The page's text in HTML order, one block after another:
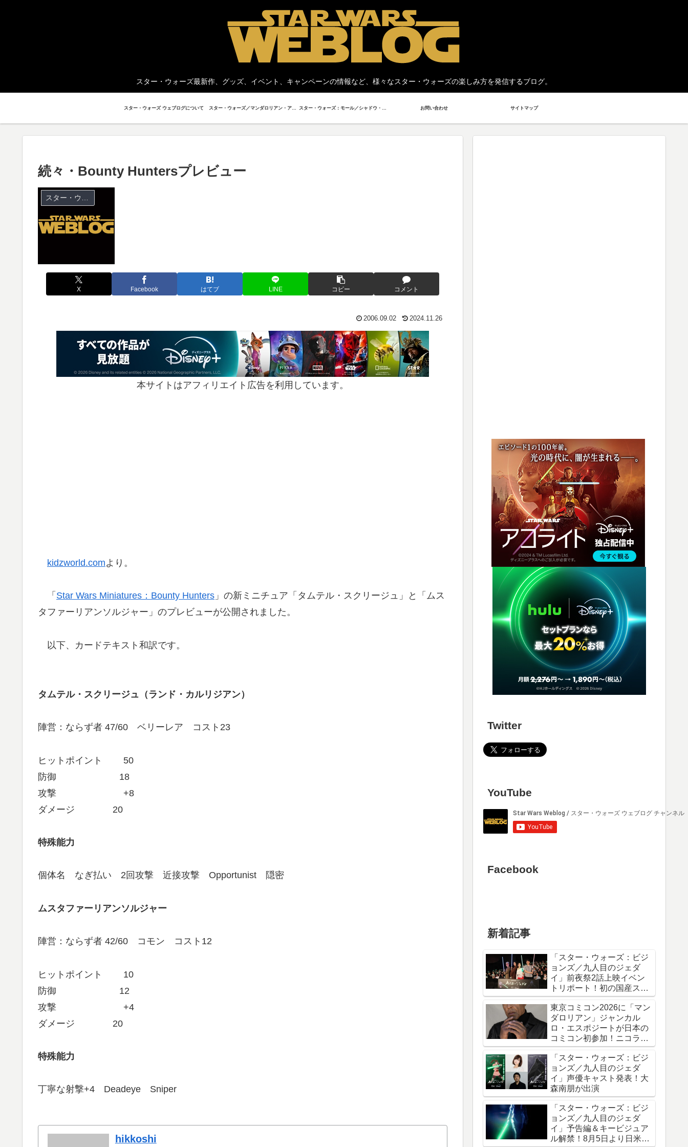
スター・ウォーズ最新作、グッズ、イベント、キャンペーンの情報など、様々なスター・ウォーズの楽しみ方を発信するブログ。
スター・ウォーズ ウェブログについて お問い合わせ サイトマップ
続々・Bounty Huntersプレビュー
スター・ウォーズ ミニチュア
X Facebook はてブ LINE コピー コメント
2006.09.02 2024.11.26
本サイトはアフィリエイト広告を利用しています。
kidzworld.comより。
「 Star Wars Miniatures：Bounty Hunters 」の新ミニチュア「タムテル・スクリージュ」と「ムス
タファーリアンソルジャー」のプレビューが公開されました。
以下、カードテキスト和訳です。
タムテル・スクリージュ（ランド・カルリジアン）
陣営：ならず者 47/60 ベリーレア コスト23
ヒットポイント 50
防御 18
攻撃 +8
ダメージ 20
特殊能力
個体名 なぎ払い 2回攻撃 近接攻撃 Opportunist 隠密
ムスタファーリアンソルジャー
陣営：ならず者 42/60 コモン コスト12
ヒットポイント 10
防御 12
攻撃 +4
ダメージ 20
特殊能力
丁寧な射撃+4 Deadeye Sniper
hikkoshi
Twitter
YouTube
Facebook
新着記事
「スター・ウォーズ：ビジ
ョンズ／九人目のジェダ
イ」前夜祭2話上映イベン
トリポート！初の国産スタ
ー・ウォーズアニメシリー
ズ
東京コミコン2026に「マン
ダロリアン」ジャンカル
ロ・エスポジートが日本の
コミコン初参加！ニコラ
ス・ケイジと共に来日
「スター・ウォーズ：ビジ
ョンズ／九人目のジェダ
イ」声優キャスト発表！大
森南朋が出演
「スター・ウォーズ：ビジ
ョンズ／九人目のジェダ
イ」予告編＆キービジュア
ル解禁！8月5日より日米同